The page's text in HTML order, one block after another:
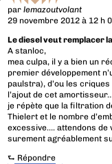
parlemazoutvolant
29 novembre 2012 à 12 h
Le diesel veut remplacer
A stanloc,
mea culpa, il y a bien un
premier développement
paulstra), d’ou les
l’ajout de cet
je répète que la filtration
Thielert et le nombre
excessive…. attendons de
surement agréablement
⮑ Répondre